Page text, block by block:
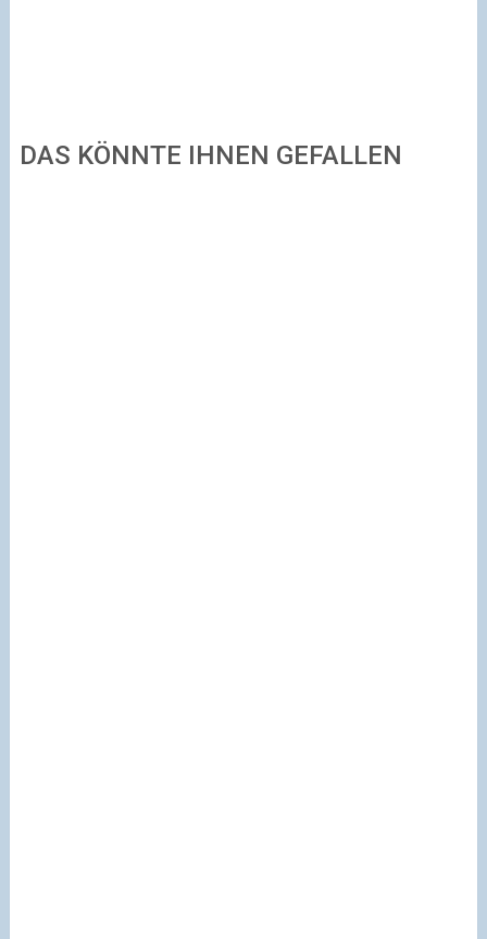
DAS KÖNNTE IHNEN GEFALLEN